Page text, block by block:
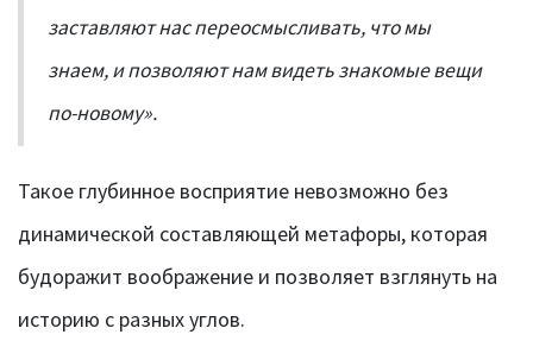
заставляют нас переосмысливать, что мы
знаем, и позволяют нам видеть знакомые вещи
по-новому».
Такое глубинное восприятие невозможно без
динамической составляющей метафоры, которая
будоражит воображение и позволяет взглянуть на
историю с разных углов.